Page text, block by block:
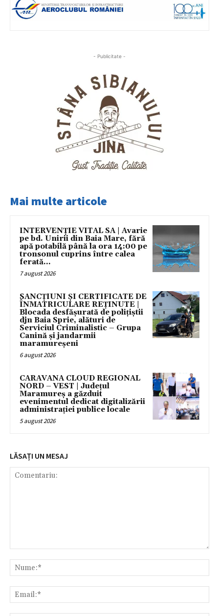
- Publicitate -
Mai multe articole
INTERVENȚIE VITAL SA | Avarie
pe bd. Unirii din Baia Mare, fără
apă potabilă până la ora 14:00 pe
tronsonul cuprins între calea
ferată...
7 august 2026
SANCȚIUNI ȘI CERTIFICATE DE
ÎNMATRICULARE REȚINUTE |
Blocada desfășurată de polițiștii
djn Baia Sprie, alături de
Serviciul Criminalistic – Grupa
Canină și jandarmii
maramureșeni
6 august 2026
CARAVANA CLOUD REGIONAL
NORD – VEST | Județul
Maramureș a găzduit
evenimentul dedicat digitalizării
administrației publice locale
5 august 2026
LĂSAȚI UN MESAJ